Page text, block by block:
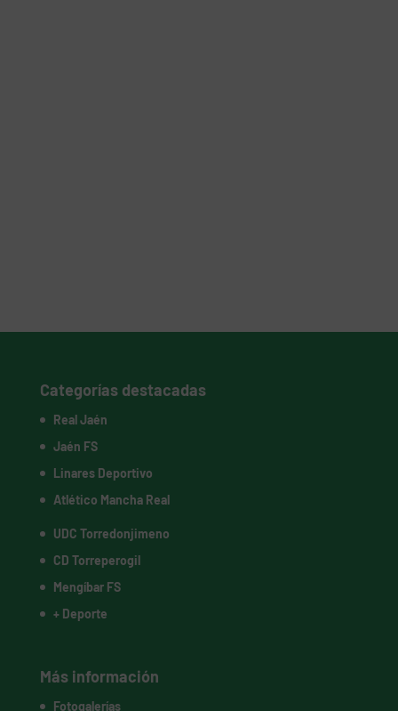
Categorías destacadas
Real Jaén
Jaén FS
Linares Deportivo
Atlético Mancha Real
UDC Torredonjimeno
CD Torreperogil
Mengíbar FS
+ Deporte
Más información
Fotogalerías